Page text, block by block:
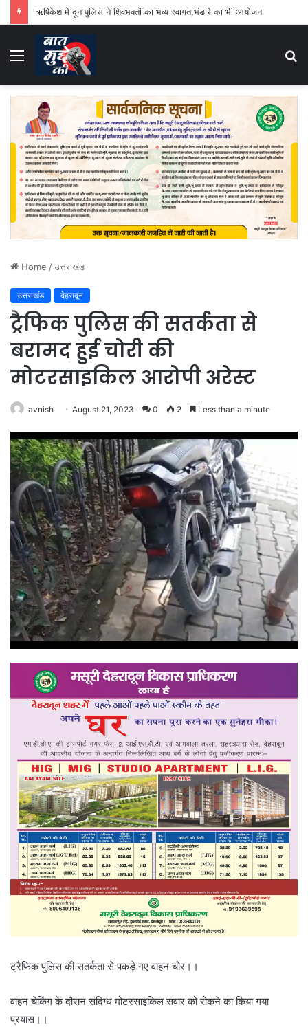
ऋषिकेश में दून पुलिस ने शिवभक्तों का भव्य स्वागत,भंडारे का भी आयोजन
Menu
Home /उत्तराखंड
उत्तराखंड देहरादून
ट्रैफिक पुलिस की सतर्कता से
बरामद हुई चोरी की
मोटरसाइकिल आरोपी अरेस्ट
avnish August 21, 2023 0 2 Less than a minute
ट्रैफिक पुलिस की सतर्कता से पकड़े गए वाहन चोर।।
वाहन चेकिंग के दौरान संदिग्ध मोटरसाइकिल सवार को रोकने का किया गया
प्रयास।।